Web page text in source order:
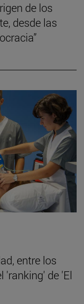
de los
desde las
entre los
'ranking' de 'El